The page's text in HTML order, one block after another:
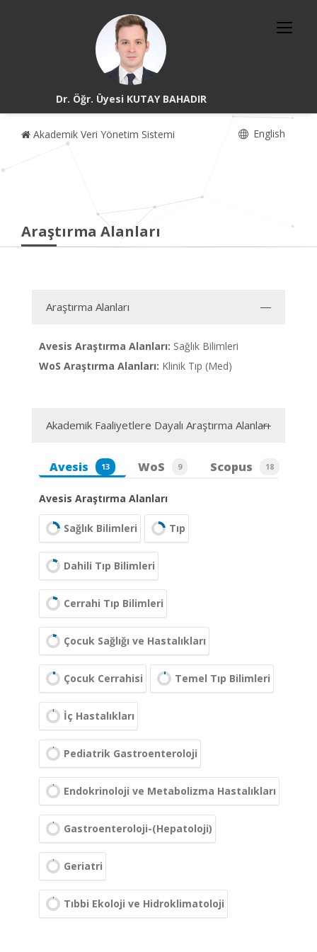
Dr. Öğr. Üyesi KUTAY BAHADIR
Akademik Veri Yönetim Sistemi English
Araştırma Alanları
Araştırma Alanları
Avesis Araştırma Alanları: Sağlık Bilimleri
WoS Araştırma Alanları: Klinik Tıp (Med)
Akademik Faaliyetlere Dayalı Araştırma Alanları
Avesis 13 WoS 9 Scopus 18
Avesis Araştırma Alanları
Sağlık Bilimleri Tıp
Dahili Tıp Bilimleri
Cerrahi Tıp Bilimleri
Çocuk Sağlığı ve Hastalıkları
Çocuk Cerrahisi Temel Tıp Bilimleri
İç Hastalıkları
Pediatrik Gastroenteroloji
Endokrinoloji ve Metabolizma Hastalıkları
Gastroenteroloji-(Hepatoloji)
Geriatri
Tıbbi Ekoloji ve Hidroklimatoloji